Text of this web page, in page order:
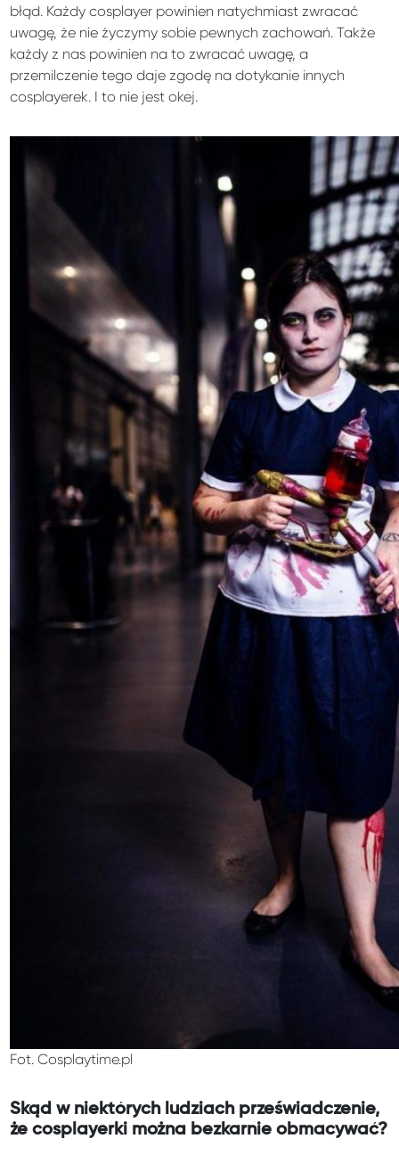
błąd. Każdy cosplayer powinien natychmiast zwracać
uwagę, że nie życzymy sobie pewnych zachowań. Także
każdy z nas powinien na to zwracać uwagę, a
przemilczenie tego daje zgodę na dotykanie innych
cosplayerek. I to nie jest okej.
Fot. Cosplaytime.pl
Skąd w niektórych ludziach przeświadczenie,
że cosplayerki można bezkarnie obmacywać?